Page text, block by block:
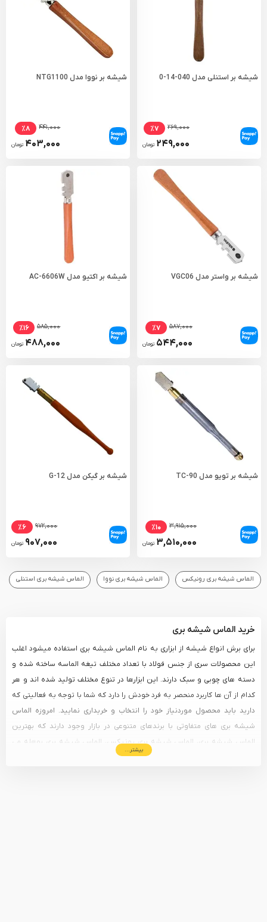
شیشه بر استنلی مدل 040-14-0
۲۶۹,۰۰۰ ٪۷
۲۴۹,۰۰۰ تومان
شیشه بر نووا مدل NTG1100
۴۴۱,۰۰۰ ٪۸
۴۰۳,۰۰۰ تومان
شیشه بر واستر مدل VGC06
۵۸۷,۰۰۰ ٪۷
۵۴۴,۰۰۰ تومان
شیشه بر اکتیو مدل AC-6606W
۵۸۵,۰۰۰ ٪۱۶
۴۸۸,۰۰۰ تومان
شیشه بر تویو مدل TC-90
۳,۹۱۵,۰۰۰ ٪۱۰
۳,۵۱۰,۰۰۰ تومان
شیشه بر گیکن مدل G-12
۹۷۲,۰۰۰ ٪۶
۹۰۷,۰۰۰ تومان
الماس شیشه بری رونیکس الماس شیشه بری نووا الماس شیشه بری استنلی
خرید الماس شیشه بری
برای برش انواع شیشه از ابزاری به نام الماس شیشه بری استفاده میشود اغلب
این محصولات سری از جنس فولاد با تعداد مختلف تیغه الماسه ساخته شده و
دسته های چوبی و سبک دارند. این ابزارها در تنوع مختلف تولید شده اند و هر
کدام از آن ها کاربرد منحصر به فرد خودش را دارد که شما با توجه به فعالیتی که
دارید باید محصول موردنیاز خود را انتخاب و خریداری نمایید. امروزه الماس
شیشه بری های متفاوتی با برندهای متنوعی در بازار وجود دارند که بهترین
الماس شیشه بری، الماس شیشه بری رونیکس، الماس شیشه بری بوهله می
بیشتر...